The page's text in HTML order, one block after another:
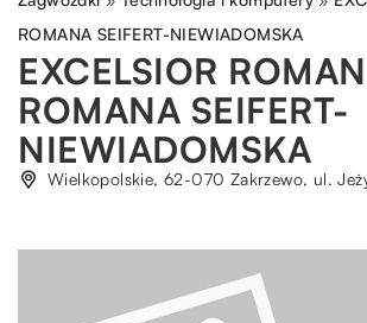
ROMANA SEIFERT-NIEWIADOMSKA
EXCELSIOR
ROMANA SEIFERT-
NIEWIADOMSKA
Wielkopolskie, 62-070 Zakrzewo, ul.